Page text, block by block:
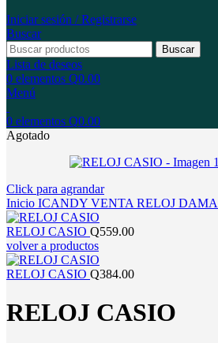
Iniciar sesión / Registrarse
Buscar
Buscar
Lista de deseos
0 elementos Q0.00
Menú
0 elementos Q0.00
Agotado
Click para agrandar
Inicio ICANDY VENTA RELOJ DAMA
RELOJ CASIO Q559.00
volver a productos
RELOJ CASIO Q384.00
RELOJ CASIO